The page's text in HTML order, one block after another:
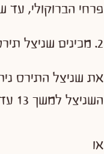
פרחי הברוקולי,
2. מכינים שניצל תירס:
השניצל למשך 13 עד 15 דקות, עד שהוא משחים.
או